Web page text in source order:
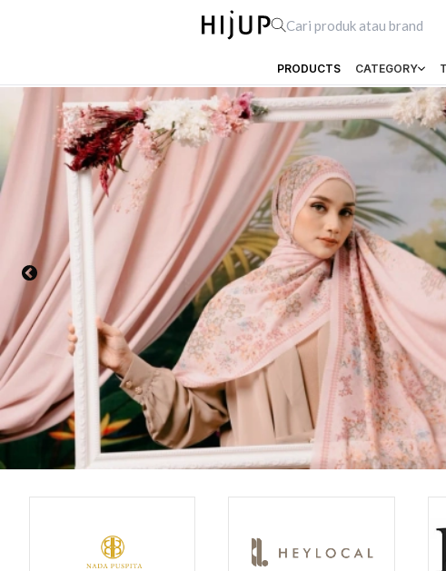
PRODUCTS CATEGORY